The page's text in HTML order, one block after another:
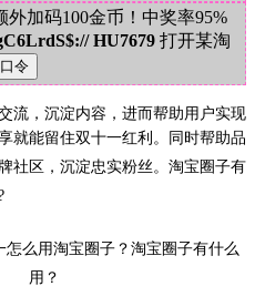
加码100金币！中奖率95%
HU7679 打开某淘
流，沉淀内容，进而帮助用户实现
就能留住双十一红利。 同时帮助品
社区，沉淀忠实粉丝。淘宝圈子有